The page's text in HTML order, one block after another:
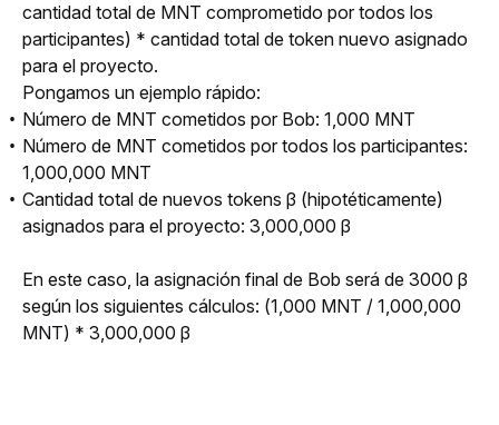
cantidad total de MNT comprometido por todos los
participantes) * cantidad total de token nuevo asignado
para el proyecto.
Pongamos un ejemplo rápido:
Número de MNT cometidos por Bob: 1,000 MNT
Número de MNT cometidos por todos los participantes:
1,000,000 MNT
Cantidad total de nuevos tokens β (hipotéticamente)
asignados para el proyecto: 3,000,000 β
En este caso, la asignación final de Bob será de 3000 β
según los siguientes cálculos: (1,000 MNT / 1,000,000
MNT) * 3,000,000 β